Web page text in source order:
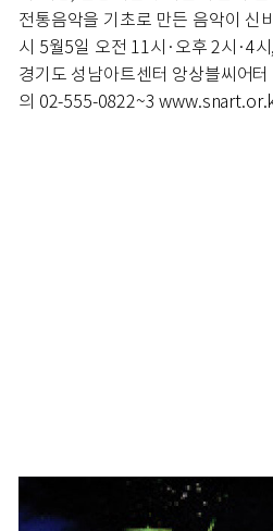
전통음악을 기초로 만든 음악이 신
시 5월5일 오전 11시·오후 2시·4
경기도 성남아트센터 앙상블씨어
의 02-555-0822~3